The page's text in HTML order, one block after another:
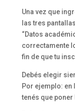
Una vez que
las tres
“Datos
correctamente
fin de que tu
Debés elegir
Por ejemplo: en
tenés que